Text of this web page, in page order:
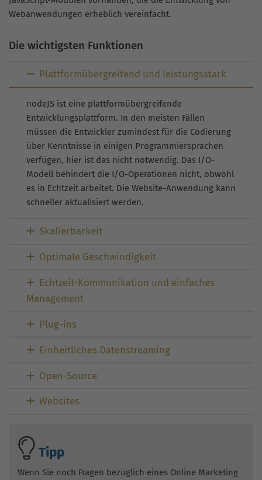
Webanwendungen erheblich vereinfacht.
Die wichtigsten Funktionen
Plattformübergreifend und leistungsstark
nodeJS ist eine plattformübergreifende
Entwicklungsplattform. In den meisten Fällen
müssen die Entwickler zumindest für die Codierung
über Kenntnisse in einigen Programmiersprachen
verfügen, hier ist das nicht notwendig. Das I/O-
Modell behindert die I/O-Operationen nicht, obwohl
es in Echtzeit arbeitet. Die Website-Anwendung kann
schneller aktualisiert werden.
Skalierbarkeit
Optimale Geschwindigkeit
Echtzeit-Kommunikation und einfaches
Management
Plug-ins
Einheitliches Datenstreaming
Open-Source
Websites
Tipp
Wenn Sie noch Fragen bezüglich eines Online Marketing